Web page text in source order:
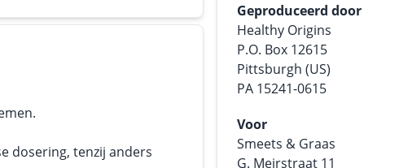
dosering, tenzij anders
Geproduceerd door
Healthy Origins
P.O. Box 12615
Pittsburgh (US)
PA 15241-0615
Voor
Smeets & Graas
G. Meirstraat 11